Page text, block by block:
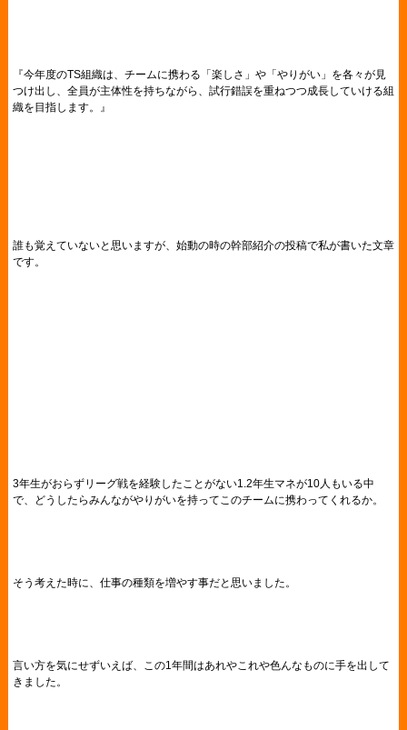
『今年度のTS組織は、チームに携わる「楽しさ」や「やりがい」を各々が見
つけ出し、全員が主体性を持ちながら、試行錯誤を重ねつつ成長していける組
織を目指します。』
誰も覚えていないと思いますが、始動の時の幹部紹介の投稿で私が書いた文章
です。
3年生がおらずリーグ戦を経験したことがない1.2年生マネが10人もいる中
で、どうしたらみんながやりがいを持ってこのチームに携わってくれるか。
そう考えた時に、仕事の種類を増やす事だと思いました。
言い方を気にせずいえば、この1年間はあれやこれや色んなものに手を出して
きました。